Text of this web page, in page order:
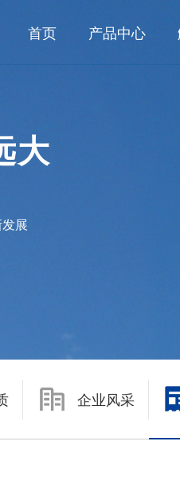
首页 产品中心
大
展
企业风采